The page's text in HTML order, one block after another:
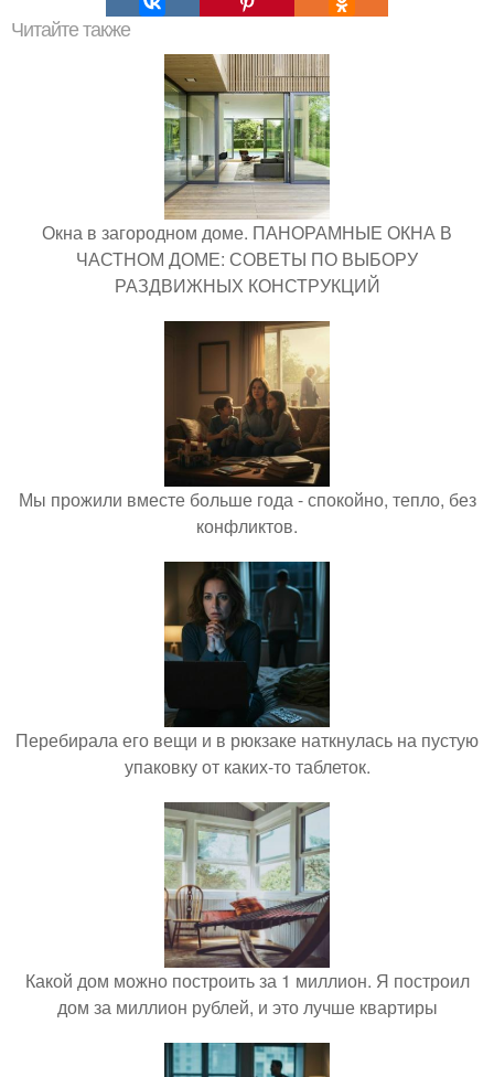
Читайте также
Окна в загородном доме. ПАНОРАМНЫЕ ОКНА В
ЧАСТНОМ ДОМЕ: СОВЕТЫ ПО ВЫБОРУ
РАЗДВИЖНЫХ КОНСТРУКЦИЙ
Мы прожили вместе больше года - спокойно, тепло, без
конфликтов.
Перебирала его вещи и в рюкзаке наткнулась на пустую
упаковку от каких-то таблеток.
Какой дом можно построить за 1 миллион. Я построил
дом за миллион рублей, и это лучше квартиры